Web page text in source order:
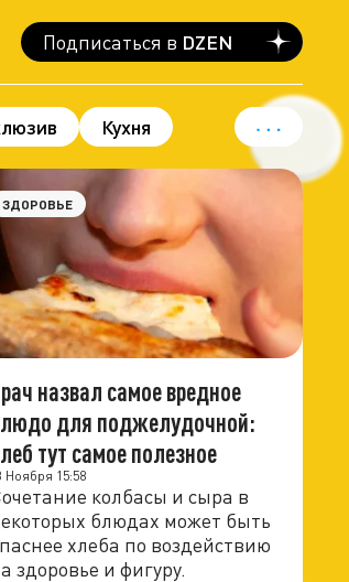
Подписаться в DZEN
Кухня
Политика
ЗДОРОВЬЕ
назвал самое вредное
для поджелудочной:
тут самое полезное
Ноября 15:58
колбасы и сыра в
блюдах может быть
хлеба по воздействию
здоровье и фигуру.